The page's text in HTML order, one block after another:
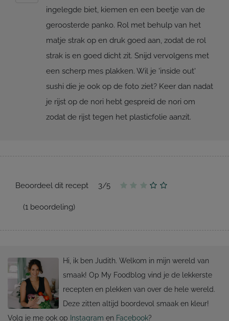
ingelegde biet, kiemen en een beetje van de
geroosterde panko. Rol met behulp van het
matje strak op en druk goed aan, zodat de rol
strak is en goed dicht zit. Snijd vervolgens met
een scherp mes plakken. Wil je 'inside out'
sushi die je ook op de foto ziet? Keer dan nadat
je rijst op de nori hebt gespreid de nori om
zodat de rijst tegen het plasticfolie aanzit.
Beoordeel dit recept 3/5
(1 beoordeling)
Hi, ik ben Judith. Welkom in mijn wereld van
smaak! Op My Foodblog vind je de lekkerste
recepten en plekken van over de hele wereld.
Deze zitten altijd boordevol smaak en kleur!
Volg je me ook op Instagram en Facebook?